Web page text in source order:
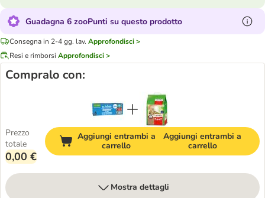
Guadagna 6 zooPunti su questo prodotto
Consegna in 2-4 gg. lav. Approfondisci >
Resi e rimborsi Approfondisci >
Compralo con:
Prezzo
totale
0,00 €
Aggiungi entrambi a
carrello
Aggiungi entrambi a
carrello
Mostra dettagli